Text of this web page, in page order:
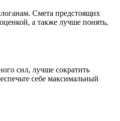
Смета предстоящих
а также лучше понять,
сил, лучше сократить
себе максимальный